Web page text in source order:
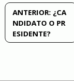
Navegación
de
entradas
ANTERIOR: ¿CA
NDIDATO O PR
ESIDENTE?